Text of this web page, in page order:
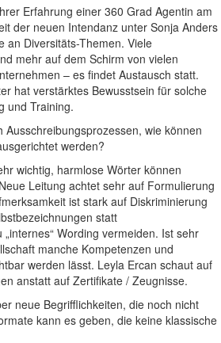
Erfahrung einer 360 Grad Agentin am
der neuen Intendanz unter Sonja Anders
an Diversitäts-Themen. Viele
mehr auf dem Schirm von vielen
– es findet Austausch statt.
hat verstärktes Bewusstsein für solche
und Training.
Ausschreibungsprozessen, wie können
werden?
wichtig, harmlose Wörter können
Leitung achtet sehr auf Formulierung
ist stark auf Diskriminierung
statt
„internes“ Wording vermeiden. Ist sehr
manche Kompetenzen und
werden lässt. Leyla Ercan schaut auf
anstatt auf Zertifikate / Zeugnisse.
neue Begrifflichkeiten, die noch nicht
kann es geben, die keine klassische